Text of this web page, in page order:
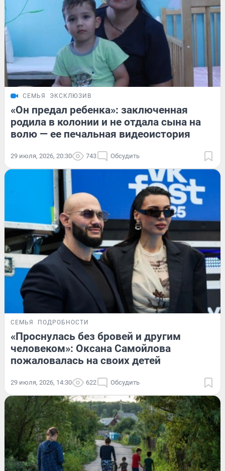
СЕМЬЯ ЭКСКЛЮЗИВ
«Он предал ребенка»: заключенная
родила в колонии и не отдала сына на
волю — ее печальная видеоистория
29 июля, 2026, 20:30 743 Обсудить
СЕМЬЯ ПОДРОБНОСТИ
«Проснулась без бровей и другим
человеком»: Оксана Самойлова
пожаловалась на своих детей
29 июля, 2026, 14:30 622 Обсудить